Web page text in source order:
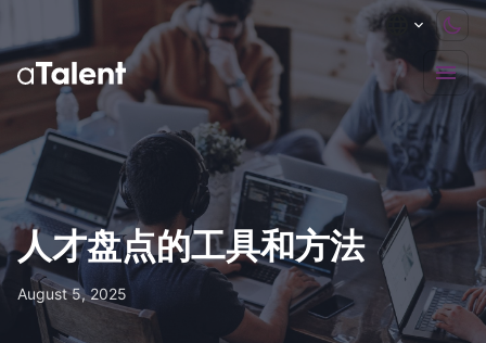
人才盘点的工具和方法
August 5, 2025